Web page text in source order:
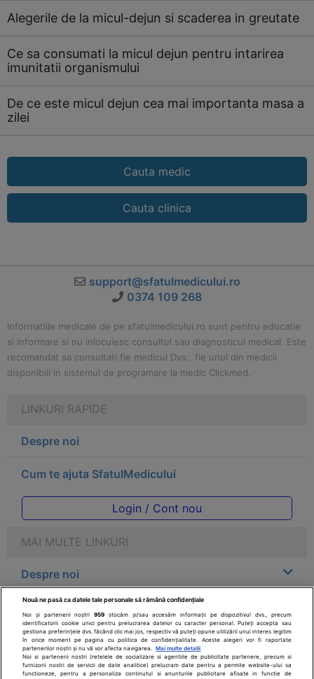
Alegerile de la micul-dejun si scaderea in greutate
Ce sa consumati la micul dejun pentru intarirea
imunitatii organismului
De ce este micul dejun cea mai importanta masa a
zilei
Cauta medic
Cauta clinica
support@sfatulmedicului.ro
0374 109 268
Informatiile medicale de pe sfatulmedicului.ro sunt pentru educatie
si informare si nu inlocuiesc consultul sau diagnosticul medical. Este
recomandat sa consultati fie medicul Dvs., fie unul din medicii
disponibili in sistemul de programare la medic Clickmed.
LINKURI RAPIDE
Despre noi
Cum te ajuta SfatulMedicului
Login / Cont nou
MAI MULTE LINKURI
Despre noi
Legal
Drepturile consumatorului
Parteneri
Nouă ne pasă ca datele tale personale să rămână confidențiale
Noi și partenerii noștri959 stocăm și/sau accesăm informații pe dispozitivul dvs., precum
identificatorii cookie unici pentru prelucrarea datelor cu caracter personal. Puteți accepta sau
gestiona preferințele dvs. făcând clic mai jos, respectiv vă puteți opune utilizării unui interes legitim
în orice moment pe pagina cu politica de confidențialitate. Aceste alegeri vor fi raportate
partenerilor noștri și nu vă vor afecta navigarea.
Mai multe detalii
Noi si partenerii nostri (retelele de socializare si agentiile de publicitate partenere, precum si
furnizorii nostri de servicii de date analitice) prelucram date pentru a permite website-ului sa
functioneze, pentru a personaliza continutul si anunturile publicitare afisate in functie de